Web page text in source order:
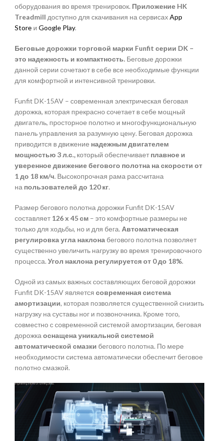
оборудования во время тренировок. Приложение HK
Treadmill доступно для скачивания на сервисахApp
Store и Google Play.
Беговые дорожки торговой марки Funfit серии DK –
это надежность и компактность. Беговые дорожки
данной серии сочетают в себе все необходимые функции
для комфортной и интенсивной тренировки.
Funfit DK-15AV – современная электрическая беговая
дорожка, которая прекрасно сочетает в себе мощный
двигатель, просторное полотно и многофункциональную
панель управления за разумную цену. Беговая дорожка
приводится в движение надежным двигателем
мощностью 3 л.с., который обеспечивает плавное и
уверенное движение бегового полотна на скорости от
1 до 18 км/ч. Высокопрочная рама рассчитана
на пользователей до 120 кг.
Размер бегового полотна дорожки Funfit DK-15AV
составляет 126 х 45 см – это комфортные размеры не
только для ходьбы, но и для бега. Автоматическая
регулировка угла наклона бегового полотна позволяет
существенно увеличить нагрузку во время тренировочного
процесса. Угол наклона регулируется от 0 до 18%.
Одной из самых важных составляющих беговой дорожки
Funfit DK-15AV является современная система
амортизации, которая позволяется существенной снизить
нагрузку на суставы ног и позвоночника. Кроме того,
совместно с современной системой амортизации, беговая
дорожка оснащена уникальной системой
автоматической смазки бегового полотна. По мере
необходимости система автоматически обеспечит беговое
полотно смазкой.